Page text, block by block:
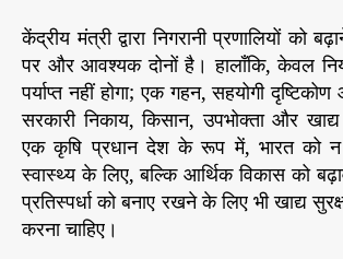
केंद्रीय मंत्री द्वारा निगरानी प्रणालियों को
पर और आवश्यक दोनों है। हालाँकि, केवल
पर्याप्त नहीं होगा; एक गहन, सहयोगी
सरकारी निकाय, किसान, उपभोक्ता और खाद्य
एक कृषि प्रधान देश के रूप में, भारत को न
स्वास्थ्य के लिए, बल्कि आर्थिक विकास को
प्रतिस्पर्धा को बनाए रखने के लिए भी खाद्य
करना चाहिए।